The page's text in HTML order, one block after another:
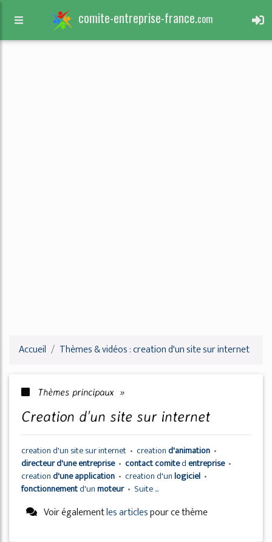
comite-entreprise-france.com
Accueil Thèmes & vidéos : creation d'un site sur internet
Thèmes principaux »
creation d'un site sur internet
creation d'un sitesurinternet • creation d'animation •
directeur d'une entreprise • contact comited entreprise •
creation d'une application • creation d'unlogiciel •
fonctionnementd'unmoteur • Suite ...
Voir égalementles articlespour ce thème